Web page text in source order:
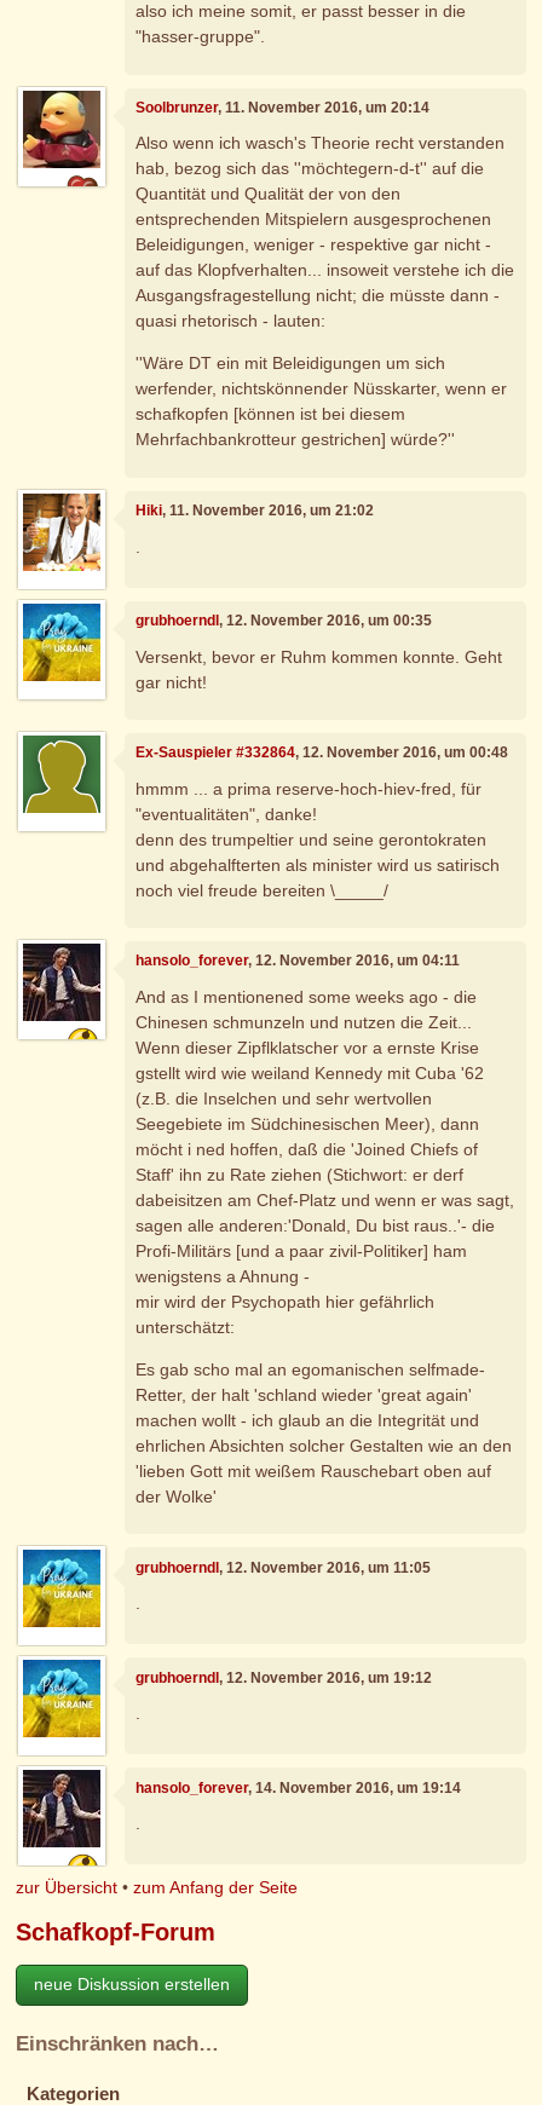
also ich meine somit, er passt besser in die
"hasser-gruppe".
Soolbrunzer, 11. November 2016, um 20:14
Also wenn ich wasch's Theorie recht verstanden
hab, bezog sich das ''möchtegern-d-t'' auf die
Quantität und Qualität der von den
entsprechenden Mitspielern ausgesprochenen
Beleidigungen, weniger - respektive gar nicht -
auf das Klopfverhalten... insoweit verstehe ich die
Ausgangsfragestellung nicht; die müsste dann -
quasi rhetorisch - lauten:
''Wäre DT ein mit Beleidigungen um sich
werfender, nichtskönnender Nüsskarter, wenn er
schafkopfen [können ist bei diesem
Mehrfachbankrotteur gestrichen] würde?''
Hiki, 11. November 2016, um 21:02
grubhoerndl, 12. November 2016, um 00:35
Versenkt, bevor er Ruhm kommen konnte. Geht
gar nicht!
Ex-Sauspieler #332864, 12. November 2016, um 00:48
hmmm ... a prima reserve-hoch-hiev-fred, für
"eventualitäten", danke!
denn des trumpeltier und seine gerontokraten
und abgehalfterten als minister wird us satirisch
noch viel freude bereiten \_____/
hansolo_forever, 12. November 2016, um 04:11
And as I mentionened some weeks ago - die
Chinesen schmunzeln und nutzen die Zeit...
Wenn dieser Zipflklatscher vor a ernste Krise
gstellt wird wie weiland Kennedy mit Cuba '62
(z.B. die Inselchen und sehr wertvollen
Seegebiete im Südchinesischen Meer), dann
möcht i ned hoffen, daß die 'Joined Chiefs of
Staff' ihn zu Rate ziehen (Stichwort: er derf
dabeisitzen am Chef-Platz und wenn er was sagt,
sagen alle anderen:'Donald, Du bist raus..'- die
Profi-Militärs [und a paar zivil-Politiker] ham
wenigstens a Ahnung -
mir wird der Psychopath hier gefährlich
unterschätzt:
Es gab scho mal an egomanischen selfmade-
Retter, der halt 'schland wieder 'great again'
machen wollt - ich glaub an die Integrität und
ehrlichen Absichten solcher Gestalten wie an den
'lieben Gott mit weißem Rauschebart oben auf
der Wolke'
grubhoerndl, 12. November 2016, um 11:05
grubhoerndl, 12. November 2016, um 19:12
hansolo_forever, 14. November 2016, um 19:14
zur Übersicht •zum Anfang der Seite
Schafkopf-Forum
neue Diskussion erstellen
Einschränken nach…
Kategorien